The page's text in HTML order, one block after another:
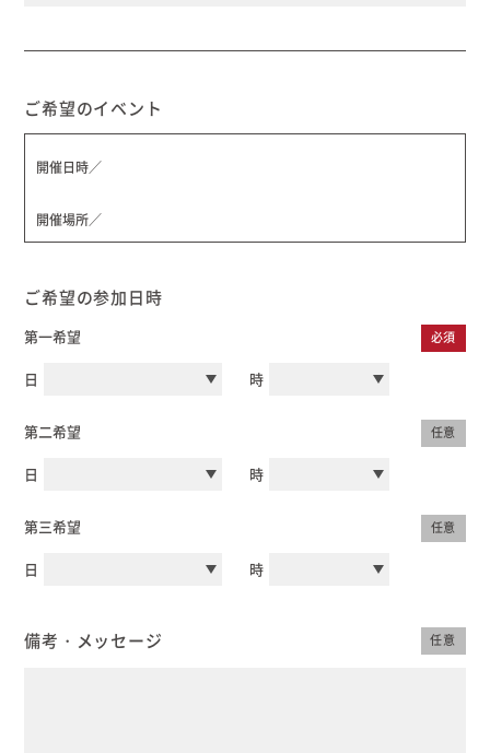
せ
1806
ご希望のイベント
開催日時／
開催場所／
ご希望の参加日時
第一希望 必須
日 時
第二希望 任意
日 時
第三希望 任意
日 時
備考・メッセージ 任意